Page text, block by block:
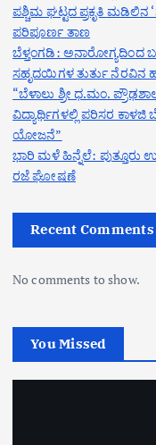
ಪಶ್ಚಿಮ ಘಟ್ಟದ ಪ್ರಕೃತಿ ಮಡಿಲಿನ
ಪರಿಪೂರ್ಣ ತಾಣ
ಬೆಳ್ತಂಗಡಿ: ಅನಾರೋಗ್ಯದಿಂದ
ಸಹೃದಯಿಗಳ ತುರ್ತು ನೆರವಿನ
“ಬೆಳಾಲು ಶ್ರೀ ಧ.ಮಂ.
ವಿದ್ಯಾರ್ಥಿಗಳಲ್ಲಿ ಪರಿಸರ ಕಾಳಜಿ
ಯೋಜನೆ”
ಭಾರಿ ಮಳೆ ಹಿನ್ನೆಲೆ: ಪುತ್ತೂರು
ರಜೆ ಘೋಷಣೆ
Recent Comments
No comments to show.
You Missed